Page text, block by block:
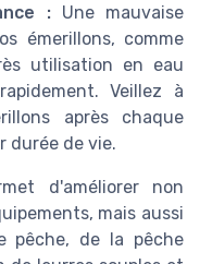
:Une mauvaise
émerillons, comme
utilisation en eau
Veillez à
après chaque
durée de vie.
d'améliorer non
mais aussi
pêche, de la pêche